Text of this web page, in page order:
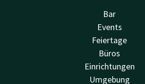
Bar
Events
Feiertage
Büros
Einrichtungen
Umgebung